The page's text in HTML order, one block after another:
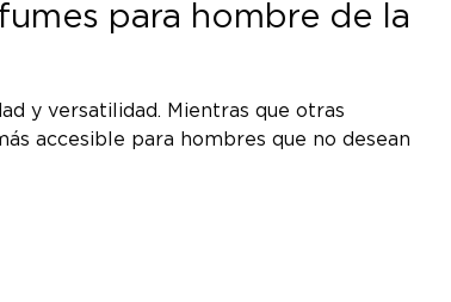
para hombre de la
y versatilidad. Mientras que otras
accesible para hombres que no desean